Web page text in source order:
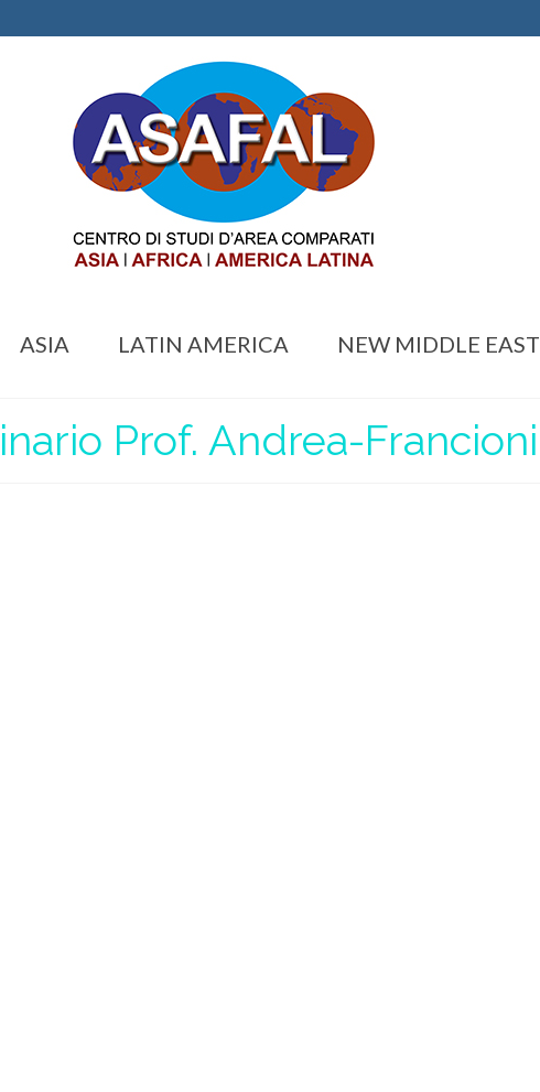
ASIA LATIN AMERICA NEW MIDDLE EAST
Prof. Andrea-Francioni